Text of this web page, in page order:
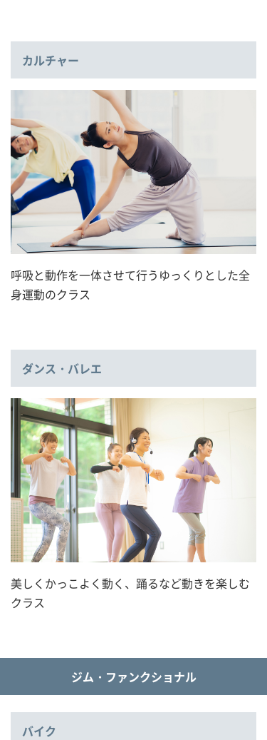
カルチャー
呼吸と動作を一体させて行うゆっくりとした全
身運動のクラス
ダンス・バレエ
美しくかっこよく動く、踊るなど動きを楽しむ
クラス
ジム・ファンクショナル
バイク